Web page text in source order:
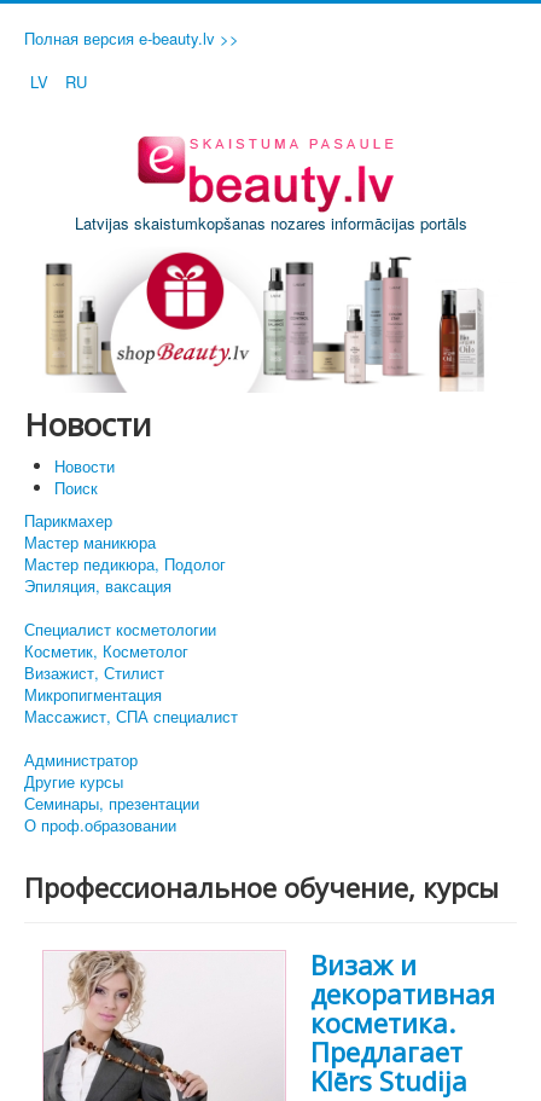
Полная версия e-beauty.lv >>
LV
RU
Latvijas skaistumkopšanas nozares informācijas portāls
Новости
Новости
Поиск
Парикмахер
Мастер маникюра
Мастер педикюра, Подолог
Эпиляция, ваксация
Специалист косметологии
Косметик, Косметолог
Визажист, Стилист
Микропигментация
Массажист, СПА специалист
Администратор
Другие курсы
Семинары, презентации
О проф.образовании
Профессиональное обучение, курсы
Визаж и
декоративная
косметика.
Предлагает
Klērs Studija